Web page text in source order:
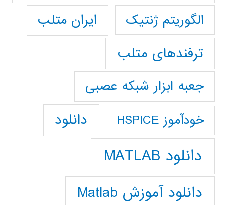
الگوریتم ژنتیک
ایران متلب
ترفندهای متلب
جعبه ابزار شبکه عصبی
خودآموز HSPICE دانلود
دانلود MATLAB
دانلود آموزش Matlab